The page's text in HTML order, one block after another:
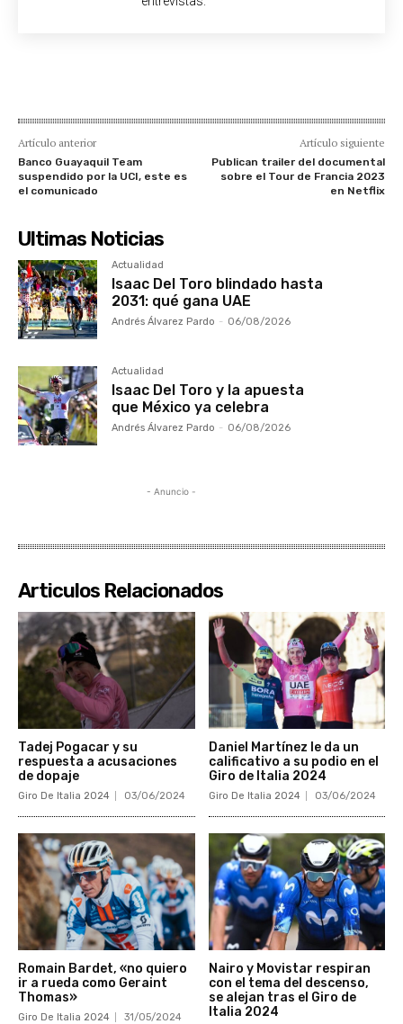
Artículo anterior
Banco Guayaquil Team
suspendido por la UCI, este es
el comunicado
Artículo siguiente
Publican trailer del documental
sobre el Tour de Francia 2023
en Netflix
Ultimas Noticias
Actualidad
Isaac Del Toro blindado hasta
2031: qué gana UAE
Andrés Álvarez Pardo - 06/08/2026
Actualidad
Isaac Del Toro y la apuesta
que México ya celebra
Andrés Álvarez Pardo - 06/08/2026
- Anuncio -
Articulos Relacionados
Tadej Pogacar y su
respuesta a acusaciones
de dopaje
Giro De Italia 2024 03/06/2024
Daniel Martínez le da un
calificativo a su podio en el
Giro de Italia 2024
Giro De Italia 2024 03/06/2024
Romain Bardet, «no quiero
ir a rueda como Geraint
Thomas»
Giro De Italia 2024 31/05/2024
Nairo y Movistar respiran
con el tema del descenso,
se alejan tras el Giro de
Italia 2024